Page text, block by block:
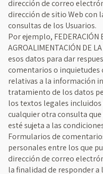
dirección de correo
dirección de sitio Web con
consultas de los Usuarios.
Por ejemplo, FEDERACIÓN
AGROALIMENTACIÓN DE
esos datos para dar
comentarios o inquietudes
relativas a la información
tratamiento de los datos
los textos legales
cualquier otra consulta
esté sujeta a las
Formularios de
personales entre los que
dirección de correo
la finalidad de responder a